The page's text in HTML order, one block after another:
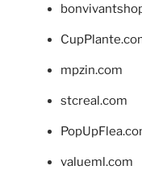
mpzin.com
stcreal.com
valueml.com